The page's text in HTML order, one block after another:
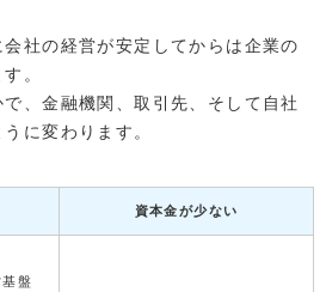
社の経営が安定してからは企業の
。
、金融機関、取引先、そして自社
に変わります。
資本金が少ない
盤